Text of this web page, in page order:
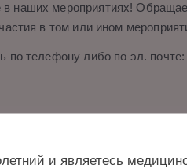
наших мероприятиях!
в том или ином
по телефону либо по эл. почте:
и являетесь